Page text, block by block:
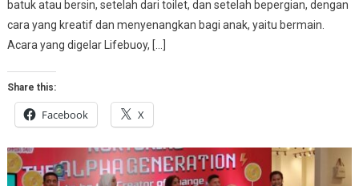
batuk atau bersin, setelah dari toilet, dan setelah bepergian, dengan
cara yang kreatif dan menyenangkan bagi anak, yaitu bermain.
Acara yang digelar Lifebuoy, […]
Share this:
Facebook X